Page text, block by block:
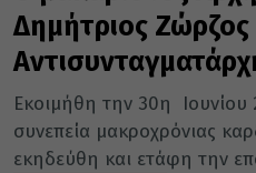
Δημήτριος Ζώρζος
Εκοιμήθη την 30η Ιουνίου
συνεπεία μακροχρόνιας
εκηδεύθη και ετάφη την